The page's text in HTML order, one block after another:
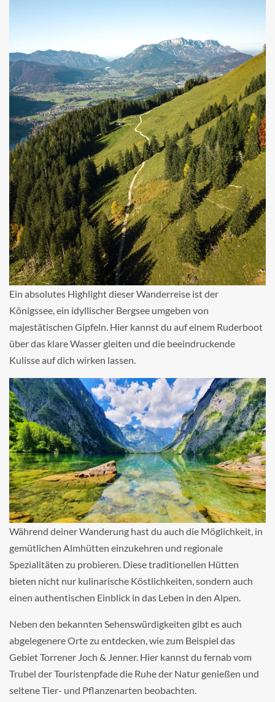
Ein absolutes Highlight dieser Wanderreise ist der
Königssee, ein idyllischer Bergsee umgeben von
majestätischen Gipfeln. Hier kannst du auf einem Ruderboot
über das klare Wasser gleiten und die beeindruckende
Kulisse auf dich wirken lassen.
Während deiner Wanderung hast du auch die Möglichkeit, in
gemütlichen Almhütten einzukehren und regionale
Spezialitäten zu probieren. Diese traditionellen Hütten
bieten nicht nur kulinarische Köstlichkeiten, sondern auch
einen authentischen Einblick in das Leben in den Alpen.
Neben den bekannten Sehenswürdigkeiten gibt es auch
abgelegenere Orte zu entdecken, wie zum Beispiel das
Gebiet Torrener Joch & Jenner. Hier kannst du fernab vom
Trubel der Touristenpfade die Ruhe der Natur genießen und
seltene Tier- und Pflanzenarten beobachten.